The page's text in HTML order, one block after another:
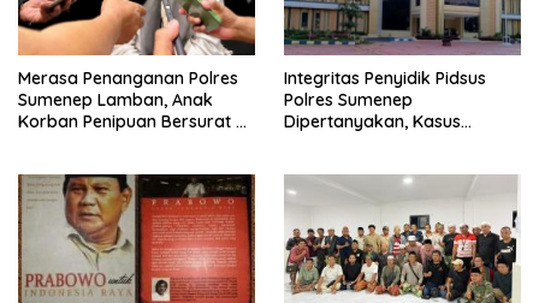
Merasa Penanganan Polres
Sumenep Lamban, Anak
Korban Penipuan Bersurat ke
Integritas Penyidik Pidsus
Polres Sumenep
Dipertanyakan, Kasus
Kepastian